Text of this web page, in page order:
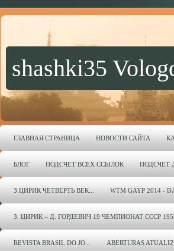
shashki35
ГЛАВНАЯ СТРАНИЦА НОВОСТИ САЙТА
БЛОГ ПОДСЧЕТ ВСЕХ ССЫЛОК ПОДСЧЕТ
З.ЦИРИК ЧЕТВЕРТЬ ВЕК... WTM GAYP 2014 -
З. ЦИРИК – Д. ГОРДЕВИЧ 19 ЧЕМПИОНАТ СССР
REVISTA BRASIL DO JO... ABERTURAS